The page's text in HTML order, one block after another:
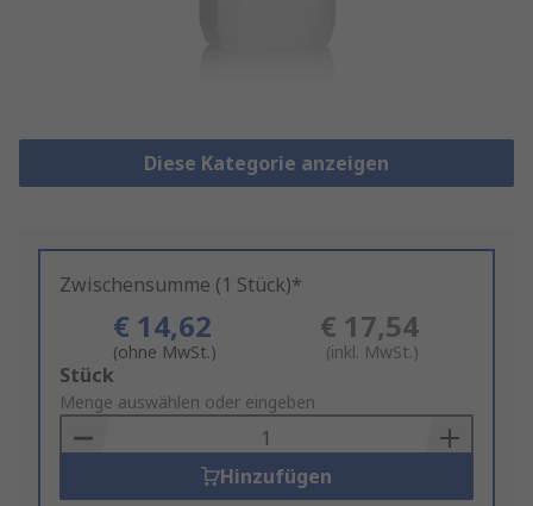
Diese Kategorie anzeigen
Zwischensumme (1 Stück)*
€ 14,62
(ohne MwSt.)
€ 17,54
(inkl. MwSt.)
Add
to
Basket
Stück
Menge auswählen oder eingeben
Hinzufügen